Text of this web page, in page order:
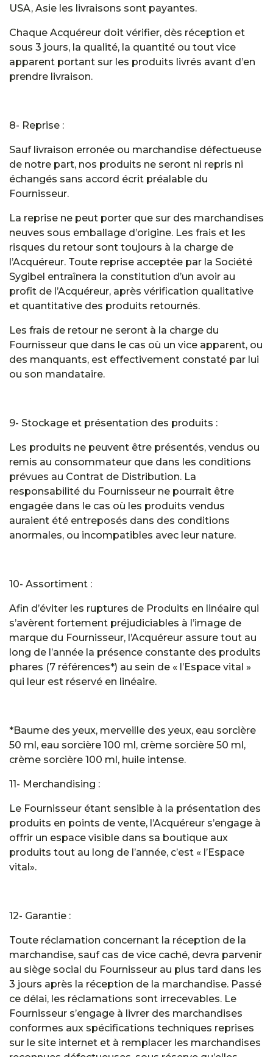
USA, Asie les livraisons sont payantes.
Chaque Acquéreur doit vérifier, dès réception et
sous 3 jours, la qualité, la quantité ou tout vice
apparent portant sur les produits livrés avant d’en
prendre livraison.
8- Reprise :
Sauf livraison erronée ou marchandise défectueuse
de notre part, nos produits ne seront ni repris ni
échangés sans accord écrit préalable du
Fournisseur.
La reprise ne peut porter que sur des marchandises
neuves sous emballage d’origine. Les frais et les
risques du retour sont toujours à la charge de
l’Acquéreur. Toute reprise acceptée par la Société
Sygibel entraînera la constitution d’un avoir au
profit de l’Acquéreur, après vérification qualitative
et quantitative des produits retournés.
Les frais de retour ne seront à la charge du
Fournisseur que dans le cas où un vice apparent, ou
des manquants, est effectivement constaté par lui
ou son mandataire.
9- Stockage et présentation des produits :
Les produits ne peuvent être présentés, vendus ou
remis au consommateur que dans les conditions
prévues au Contrat de Distribution. La
responsabilité du Fournisseur ne pourrait être
engagée dans le cas où les produits vendus
auraient été entreposés dans des conditions
anormales, ou incompatibles avec leur nature.
10- Assortiment :
Afin d’éviter les ruptures de Produits en linéaire qui
s’avèrent fortement préjudiciables à l’image de
marque du Fournisseur, l’Acquéreur assure tout au
long de l’année la présence constante des produits
phares (7 références*) au sein de « l’Espace vital »
qui leur est réservé en linéaire.
*Baume des yeux, merveille des yeux, eau sorcière
50 ml, eau sorcière 100 ml, crème sorcière 50 ml,
crème sorcière 100 ml, huile intense.
11- Merchandising :
Le Fournisseur étant sensible à la présentation des
produits en points de vente, l’Acquéreur s’engage à
offrir un espace visible dans sa boutique aux
produits tout au long de l’année, c’est « l’Espace
vital».
12- Garantie :
Toute réclamation concernant la réception de la
marchandise, sauf cas de vice caché, devra parvenir
au siège social du Fournisseur au plus tard dans les
3 jours après la réception de la marchandise. Passé
ce délai, les réclamations sont irrecevables. Le
Fournisseur s’engage à livrer des marchandises
conformes aux spécifications techniques reprises
sur le site internet et à remplacer les marchandises